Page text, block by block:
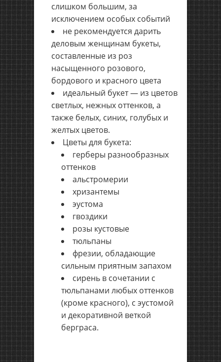
слишком большим, за
исключением особых событий
не рекомендуется дарить
деловым женщинам букеты,
составленные из роз
насыщенного розового,
бордового и красного цвета
идеальный букет — из цветов
светлых, нежных оттенков, а
также белых, синих, голубых и
желтых цветов.
Цветы для букета:
герберы разнообразных
оттенков
альстромерии
хризантемы
эустома
гвоздики
розы кустовые
тюльпаны
фрезии, обладающие
сильным приятным запахом
сирень в сочетании с
тюльпанами любых оттенков
(кроме красного), с эустомой
и декоративной веткой
берграса.